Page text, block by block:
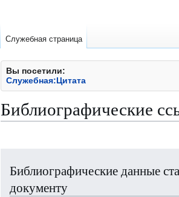
Вы посетили:
Служебная:Цитата
Библиографические
Библиографические данные
документу
Служебная страница